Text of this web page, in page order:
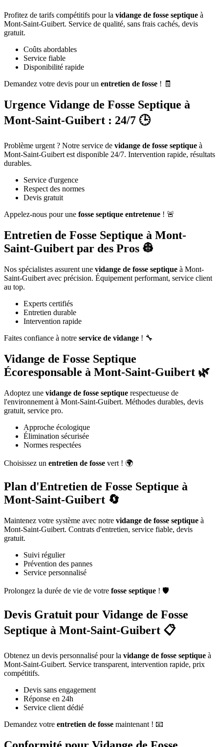
Profitez de tarifs compétitifs pour la vidange de fosse septique à
Mont-Saint-Guibert. Service de qualité, sans frais cachés, devis
gratuit.
Coûts abordables
Service fiable
Disponibilité rapide
Demandez votre devis pour un entretien de fosse ! 🧾
Urgence Vidange de Fosse Septique à
Mont-Saint-Guibert : 24/7 🕒
Problème urgent ? Notre service de vidange de fosse septique à
Mont-Saint-Guibert est disponible 24/7. Intervention rapide, résultats
durables.
Service d'urgence
Respect des normes
Devis gratuit
Appelez-nous pour une fosse septique entretenue ! 🚨
Entretien de Fosse Septique à Mont-
Saint-Guibert par des Pros 👷
Nos spécialistes assurent une vidange de fosse septique à Mont-
Saint-Guibert avec précision. Équipement performant, service client
au top.
Experts certifiés
Entretien durable
Intervention rapide
Faites confiance à notre service de vidange ! 🔧
Vidange de Fosse Septique
Écoresponsable à Mont-Saint-Guibert 🌿
Adoptez une vidange de fosse septique respectueuse de
l'environnement à Mont-Saint-Guibert. Méthodes durables, devis
gratuit, service pro.
Approche écologique
Élimination sécurisée
Normes respectées
Choisissez un entretien de fosse vert ! 🌍
Plan d'Entretien de Fosse Septique à
Mont-Saint-Guibert 🔄
Maintenez votre système avec notre vidange de fosse septique à
Mont-Saint-Guibert. Contrats d'entretien, service fiable, devis
gratuit.
Suivi régulier
Prévention des pannes
Service personnalisé
Prolongez la durée de vie de votre fosse septique ! 🛡️
Devis Gratuit pour Vidange de Fosse
Septique à Mont-Saint-Guibert 📋
Obtenez un devis personnalisé pour la vidange de fosse septique à
Mont-Saint-Guibert. Service transparent, intervention rapide, prix
compétitifs.
Devis sans engagement
Réponse en 24h
Service client dédié
Demandez votre entretien de fosse maintenant ! 📧